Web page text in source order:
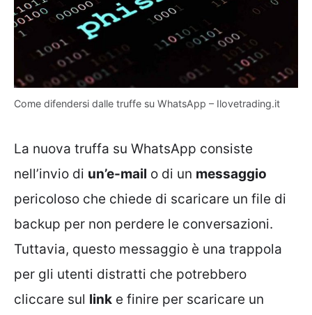
Come difendersi dalle truffe su WhatsApp – Ilovetrading.it
La nuova truffa su WhatsApp consiste
nell’invio di un’e-mail o di un messaggio
pericoloso che chiede di scaricare un file di
backup per non perdere le conversazioni.
Tuttavia, questo messaggio è una trappola
per gli utenti distratti che potrebbero
cliccare sul link e finire per scaricare un